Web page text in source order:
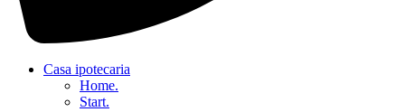
Casa ipotecaria
Home.
Start.